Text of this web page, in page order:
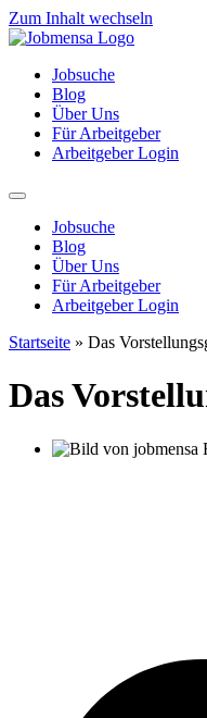
Zum Inhalt wechseln
Jobsuche
Blog
Über Uns
Für Arbeitgeber
Arbeitgeber Login
Jobsuche
Blog
Über Uns
Für Arbeitgeber
Arbeitgeber Login
Startseite » Das
Das